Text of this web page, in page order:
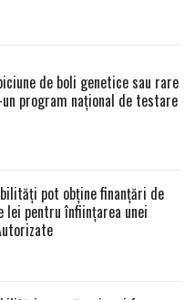
de boli genetice sau rare
program național de testare
pot obține finanțări de
lei pentru înființarea unei